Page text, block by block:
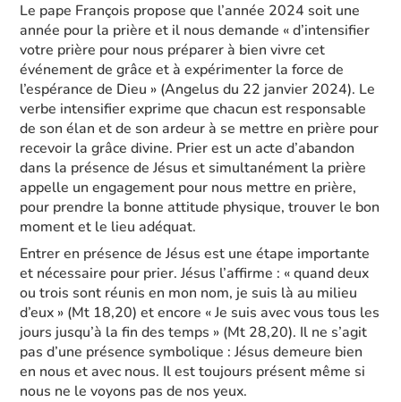
Le pape François propose que l’année 2024 soit une
année pour la prière et il nous demande « d’intensifier
votre prière pour nous préparer à bien vivre cet
événement de grâce et à expérimenter la force de
l’espérance de Dieu » (Angelus du 22 janvier 2024). Le
verbe intensifier exprime que chacun est responsable
de son élan et de son ardeur à se mettre en prière pour
recevoir la grâce divine. Prier est un acte d’abandon
dans la présence de Jésus et simultanément la prière
appelle un engagement pour nous mettre en prière,
pour prendre la bonne attitude physique, trouver le bon
moment et le lieu adéquat.
Entrer en présence de Jésus est une étape importante
et nécessaire pour prier. Jésus l’affirme : « quand deux
ou trois sont réunis en mon nom, je suis là au milieu
d’eux » (Mt 18,20) et encore « Je suis avec vous tous les
jours jusqu’à la fin des temps » (Mt 28,20). Il ne s’agit
pas d’une présence symbolique : Jésus demeure bien
en nous et avec nous. Il est toujours présent même si
nous ne le voyons pas de nos yeux.